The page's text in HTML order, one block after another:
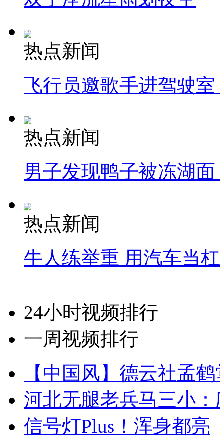
热点新闻
飞行员邀歌手进驾驶
热点新闻
男子发现鸭子被冻湖
热点新闻
牛人练举重 用汽车当
24小时视频排行
一周视频排行
【中国风】德云社孟
河北无腿老兵马三小
信号灯Plus！浑身都亮